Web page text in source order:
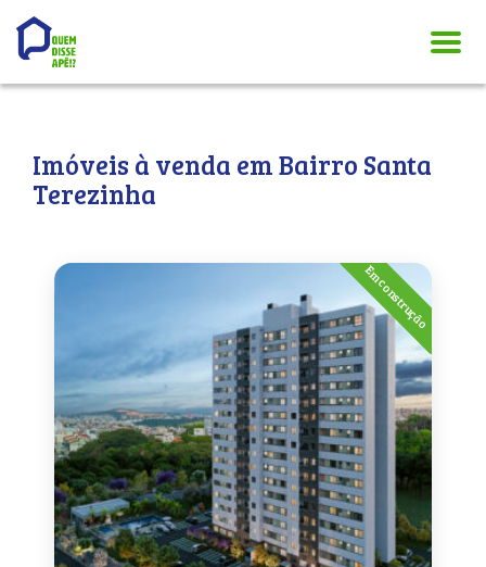
Imóveis à venda em Bairro Santa
Terezinha
Em construção